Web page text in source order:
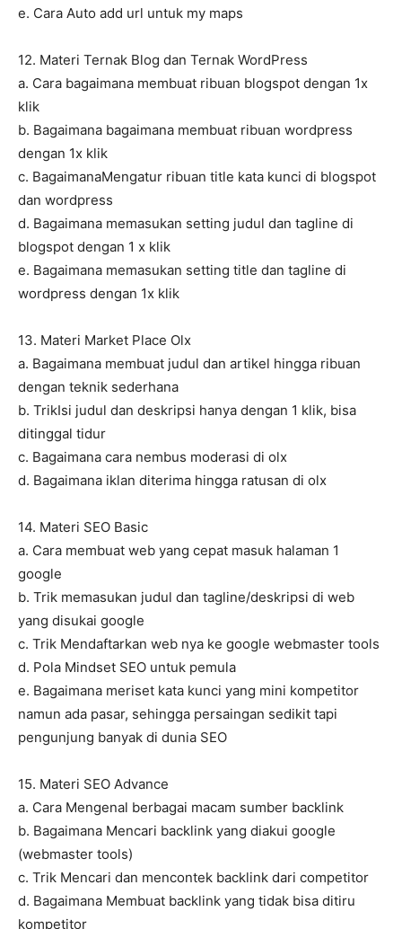
e. Cara Auto add url untuk my maps
12. Materi Ternak Blog dan Ternak WordPress
a. Cara bagaimana membuat ribuan blogspot dengan 1x
klik
b. Bagaimana bagaimana membuat ribuan wordpress
dengan 1x klik
c. BagaimanaMengatur ribuan title kata kunci di blogspot
dan wordpress
d. Bagaimana memasukan setting judul dan tagline di
blogspot dengan 1 x klik
e. Bagaimana memasukan setting title dan tagline di
wordpress dengan 1x klik
13. Materi Market Place Olx
a. Bagaimana membuat judul dan artikel hingga ribuan
dengan teknik sederhana
b. TrikIsi judul dan deskripsi hanya dengan 1 klik, bisa
ditinggal tidur
c. Bagaimana cara nembus moderasi di olx
d. Bagaimana iklan diterima hingga ratusan di olx
14. Materi SEO Basic
a. Cara membuat web yang cepat masuk halaman 1
google
b. Trik memasukan judul dan tagline/deskripsi di web
yang disukai google
c. Trik Mendaftarkan web nya ke google webmaster tools
d. Pola Mindset SEO untuk pemula
e. Bagaimana meriset kata kunci yang mini kompetitor
namun ada pasar, sehingga persaingan sedikit tapi
pengunjung banyak di dunia SEO
15. Materi SEO Advance
a. Cara Mengenal berbagai macam sumber backlink
b. Bagaimana Mencari backlink yang diakui google
(webmaster tools)
c. Trik Mencari dan mencontek backlink dari competitor
d. Bagaimana Membuat backlink yang tidak bisa ditiru
kompetitor